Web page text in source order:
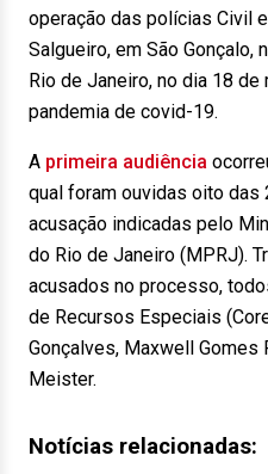
operação das polícias Civil
Salgueiro, em São Gonçalo,
Rio de Janeiro, no dia 18 de
pandemia de covid-19.
A primeira audiência
qual foram ouvidas oito das
acusação indicadas pelo
do Rio de Janeiro (MPRJ).
acusados no processo,
de Recursos Especiais
Gonçalves, Maxwell Gomes
Meister.
Notícias relacionadas: